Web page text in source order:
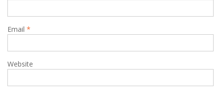
Email *
Website